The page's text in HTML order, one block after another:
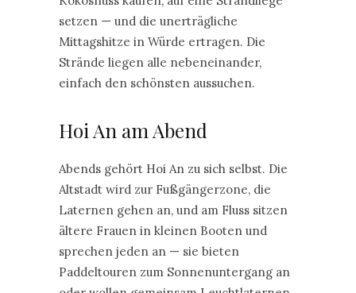
setzen — und die unerträgliche
Mittagshitze in Würde ertragen. Die
Strände liegen alle nebeneinander,
einfach den schönsten aussuchen.
Hoi An am Abend
Abends gehört Hoi An zu sich selbst. Die
Altstadt wird zur Fußgängerzone, die
Laternen gehen an, und am Fluss sitzen
ältere Frauen in kleinen Booten und
sprechen jeden an — sie bieten
Paddeltouren zum Sonnenuntergang an